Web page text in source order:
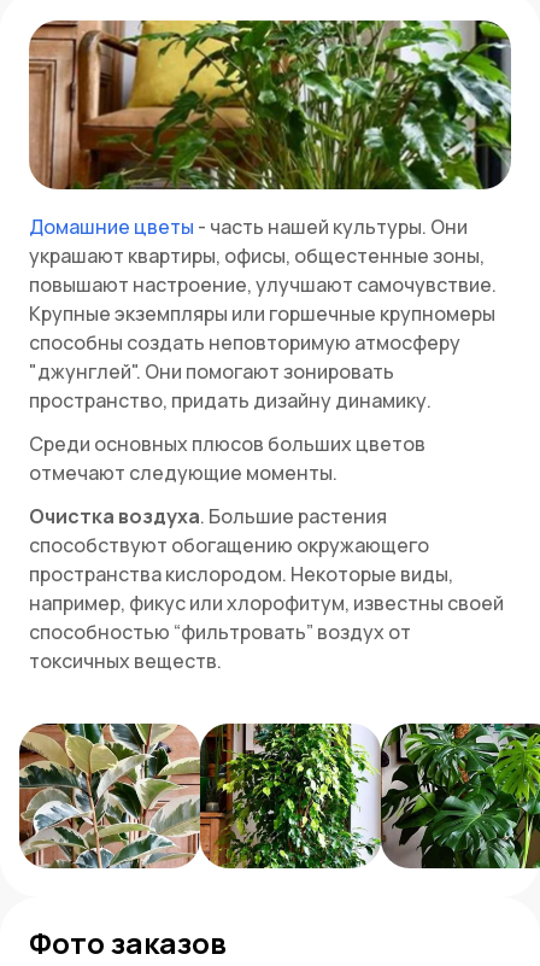
Домашние цветы - часть нашей культуры. Они
украшают квартиры, офисы, общестенные зоны,
повышают настроение, улучшают самочувствие.
Крупные экземпляры или горшечные крупномеры
способны создать неповторимую атмосферу
"джунглей". Они помогают зонировать
пространство, придать дизайну динамику.
Среди основных плюсов больших цветов
отмечают следующие моменты.
Очистка воздуха. Большие растения
способствуют обогащению окружающего
пространства кислородом. Некоторые виды,
например, фикус или хлорофитум, известны своей
способностью “фильтровать” воздух от
токсичных веществ.
домашние цветы в буквальном смысле заполняют
пространство зеленью, создавая ощущение уюта.
Благодаря им интерьер становится живым.
Отметим, что большинство крупных растений
нецветущие, за исключением гибискуса. Если вы
или орхидеи - традиционные варианты для
Фото заказов